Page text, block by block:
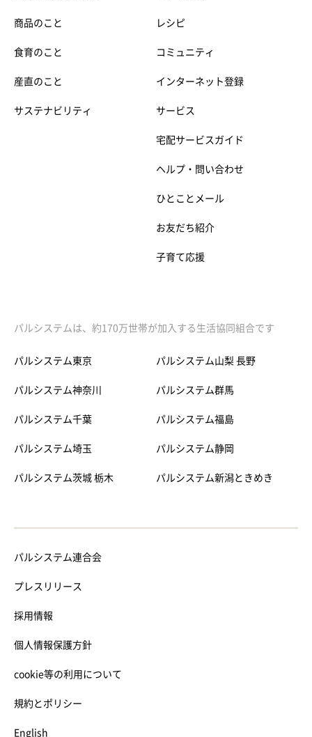
商品のこと
食育のこと
産直のこと
サステナビリティ
レシピ
コミュニティ
インターネット登録
サービス
宅配サービスガイド
ヘルプ・問い合わせ
ひとことメール
お友だち紹介
子育て応援
パルシステムは、約170万世帯が加入する生活協同組合です
パルシステム東京
パルシステム神奈川
パルシステム千葉
パルシステム埼玉
パルシステム茨城 栃木
パルシステム山梨 長野
パルシステム群馬
パルシステム福島
パルシステム静岡
パルシステム新潟ときめき
パルシステム連合会
プレスリリース
採用情報
個人情報保護方針
cookie等の利用について
規約とポリシー
English